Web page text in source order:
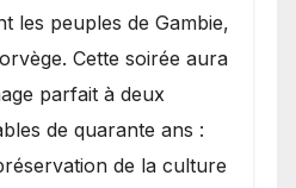
les peuples de Gambie,
Cette soirée aura
parfait à deux
de quarante ans :
de la culture